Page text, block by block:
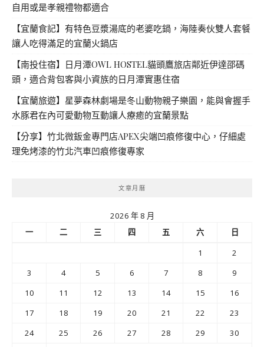
自用或是孝親禮物都適合
【宜蘭食記】有特色豆漿湯底的老婆吃鍋，海陸奏伙雙人套餐
讓人吃得滿足的宜蘭火鍋店
【南投住宿】日月潭OWL HOSTEL貓頭鷹旅店鄰近伊達邵碼
頭，適合背包客與小資族的日月潭實惠住宿
【宜蘭旅遊】星夢森林劇場是冬山動物親子樂園，能與會握手
水豚君在內可愛動物互動讓人療癒的宜蘭景點
【分享】竹北微鈑金專門店APEX尖端凹痕修復中心，仔細處
理免烤漆的竹北汽車凹痕修復專家
文章月曆
2026 年 8 月
一
二 三 四 五 六
日
1
2
3
4 5 6 7 8
9
10
11 12 13 14 15
16
17
18 19 20 21 22
23
24
25 26 27 28 29
30